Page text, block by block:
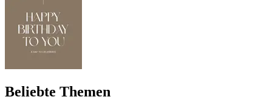
Beliebte Themen